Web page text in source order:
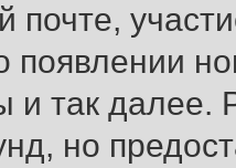
почте,
появлении
так далее.
но